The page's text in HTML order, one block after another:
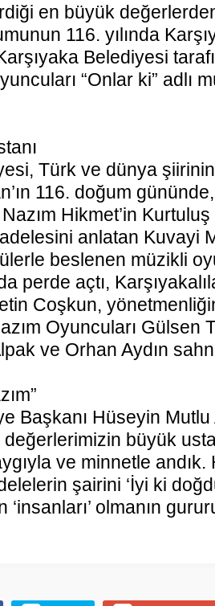
en büyük
116. yılında
Belediyesi
“Onlar ki” adlı
Türk ve dünya
116. doğum
Hikmet’in Kurtuluş
anlatan Kuvayi
beslenen müzikli
perde açtı,
Coşkun,
Oyuncuları Gülsen
ve Orhan Aydın
Başkanı Hüseyin Mutlu
büyük
ve minnetle
şairini ‘İyi ki
olmanın